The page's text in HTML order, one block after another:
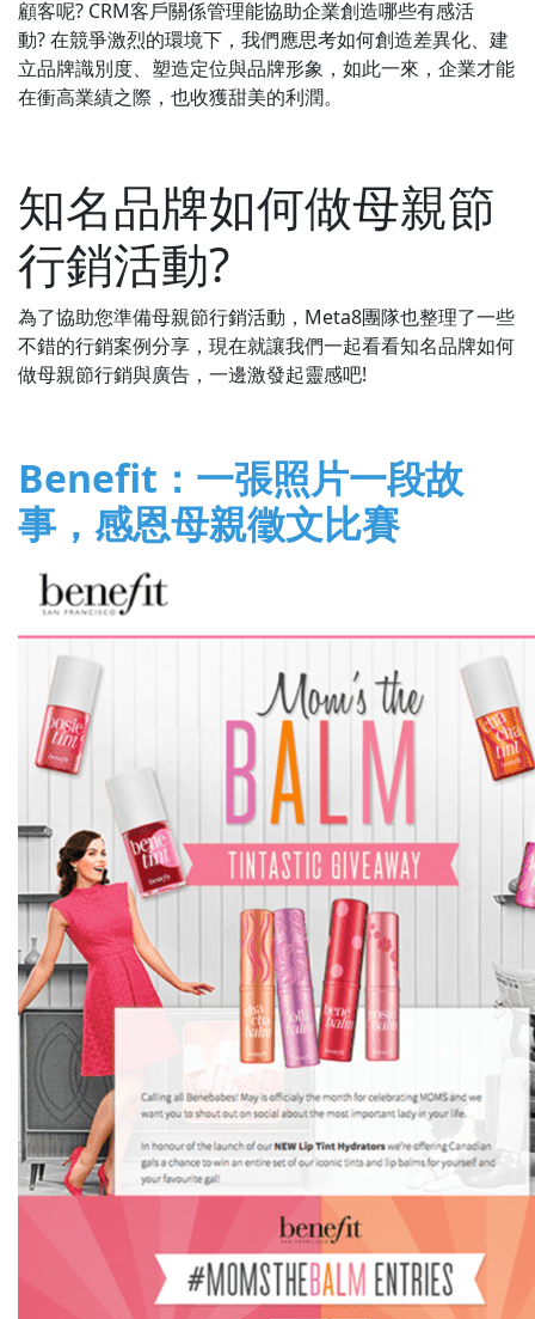
顧客呢? CRM客戶關係管理能協助企業創造哪些有感活
動? 在競爭激烈的環境下，我們應思考如何創造差異化、建
立品牌識別度、塑造定位與品牌形象，如此一來，企業才能
在衝高業績之際，也收獲甜美的利潤。
知名品牌如何做母親節
行銷活動?
為了協助您準備母親節行銷活動，Meta8團隊也整理了一些
不錯的行銷案例分享，現在就讓我們一起看看知名品牌如何
做母親節行銷與廣告，一邊激發起靈感吧!
Benefit：一張照片一段故
事，感恩母親徵文比賽